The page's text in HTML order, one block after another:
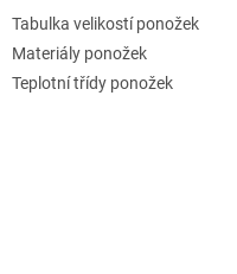
Tabulka velikostí ponožek
Materiály ponožek
Teplotní třídy ponožek